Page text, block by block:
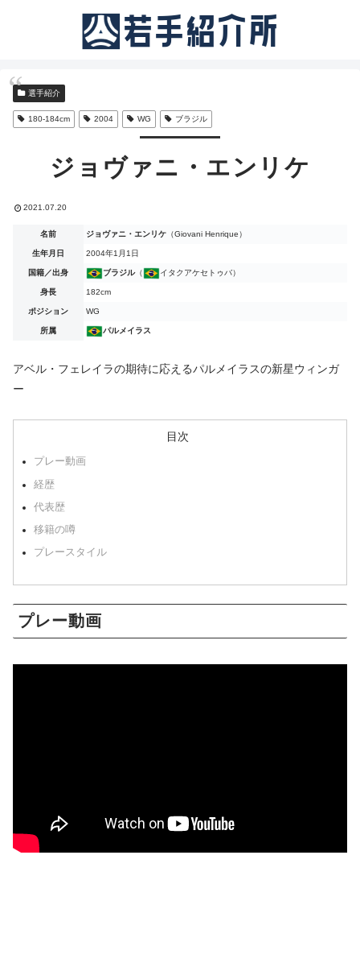
選手紹介
180-184cm 2004 WG ブラジル
ジョヴァニ・エンリケ
2021.07.20
名前 ジョヴァニ・エンリケ （Giovani Henrique）
生年月日 2004年1月1日
国籍／出身 ブラジル（ イタクアケセトゥバ）
身長 182cm
ポジション WG
所属 パルメイラス
アベル・フェレイラの期待に応えるパルメイラスの新星ウィンガ
ー
目次
プレー動画
経歴
代表歴
移籍の噂
プレースタイル
プレー動画